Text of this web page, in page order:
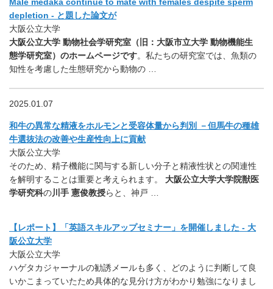
Male medaka continue to mate with females despite sperm
depletion - と題した論文が
大阪公立大学
大阪公立大学 動物社会学研究室（旧：大阪市立大学 動物機能生
態学研究室）のホームページです。私たちの研究室では、魚類の
知性を考慮した生態研究から動物の …
2025.01.07
和牛の異常な精液をホルモンと受容体量から判別 －但馬牛の種雄
牛選抜法の改善や生産性向上に貢献
大阪公立大学
そのため、精子機能に関与する新しい分子と精液性状との関連性
を解明することは重要と考えられます。 大阪公立大学大学院獣医
学研究科の川手 憲俊教授らと、神戸 …
【レポート】「英語スキルアップセミナー」を開催しました - 大
阪公立大学
大阪公立大学
ハゲタカジャーナルの勧誘メールも多く、どのように判断して良
いかこまっていたため具体的な見分け方がわかり勉強になりまし